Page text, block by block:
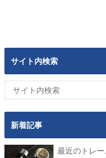
サイト内検索
新着記事
最近のトレ